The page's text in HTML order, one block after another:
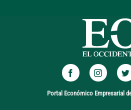
Portal Económico Empresarial